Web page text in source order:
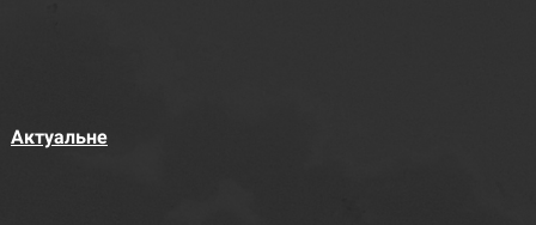
Актуальне